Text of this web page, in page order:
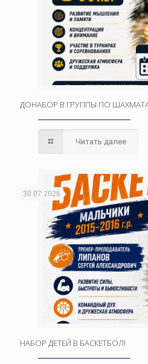
ДОНАБОР В ГРУППЫ ПО
Читать далее
30.07.2026
НАБОР ДЕТЕЙ В БАСКЕТБОЛ!